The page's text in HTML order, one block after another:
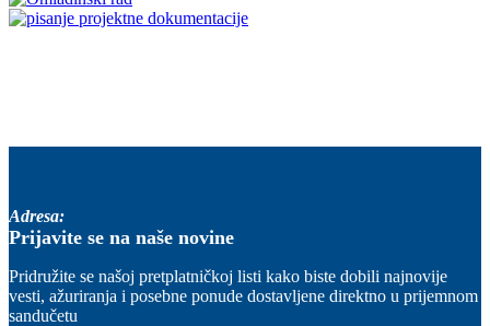
Adresa:
Prijavite se na naše novine
Pridružite se našoj pretplatničkoj listi kako biste dobili najnovije
vesti, ažuriranja i posebne ponude dostavljene direktno u prijemnom
sandučetu